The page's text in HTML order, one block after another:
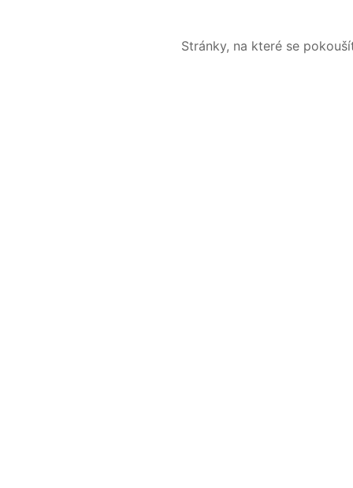
Stránky, na které se